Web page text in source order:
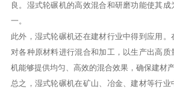
良。湿式轮碾机的高效混合和研磨功能使其成
一。
此外，湿式轮碾机还在建材行业中得到应用
对各种原材料进行混合和加工，以生产出高质
机能够提供均匀、高效的混合效果，确保建材
总之，湿式轮碾机在矿山、冶金、建材等行业